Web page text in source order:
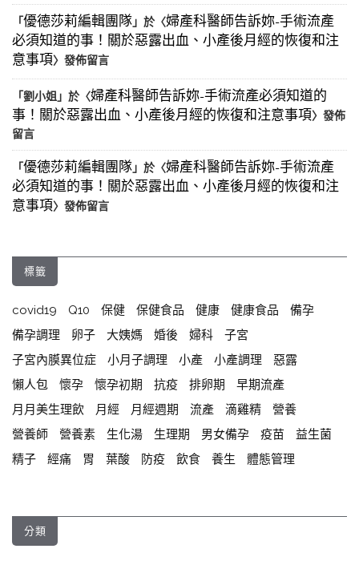
「優德莎莉編輯團隊」於〈婦產科醫師告訴妳-手術流產
必須知道的事！關於惡露出血、小產後月經的恢復和注
意事項〉發佈留言
「劉小姐」於〈婦產科醫師告訴妳-手術流產必須知道的
事！關於惡露出血、小產後月經的恢復和注意事項〉發佈
留言
「優德莎莉編輯團隊」於〈婦產科醫師告訴妳-手術流產
必須知道的事！關於惡露出血、小產後月經的恢復和注
意事項〉發佈留言
標籤
covid19 Q10 保健 保健食品 健康 健康食品
備孕
備孕調理
卵子 大姨媽 婚後 婦科
子宮
子宮內膜異位症
小月子調理 小產 小產調理
惡露
懶人包
懷孕 懷孕初期 抗疫 排卵期
早期流產
月月美生理飲
月經 月經週期 流產 滴雞精
營養
營養師
營養素 生化湯 生理期 男女備孕 疫苗
益生菌
精子
經痛 胃 葉酸 防疫 飲食 養生 體態管理
分類